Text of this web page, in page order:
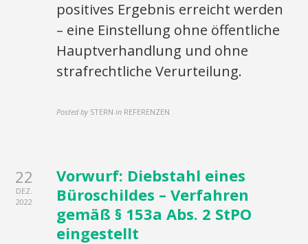
positives Ergebnis erreicht werden
– eine Einstellung ohne öffentliche
Hauptverhandlung und ohne
strafrechtliche Verurteilung.
Posted by STERN in REFERENZEN
22
DEZ.
2022
Vorwurf: Diebstahl eines
Büroschildes – Verfahren
gemäß § 153a Abs. 2 StPO
eingestellt